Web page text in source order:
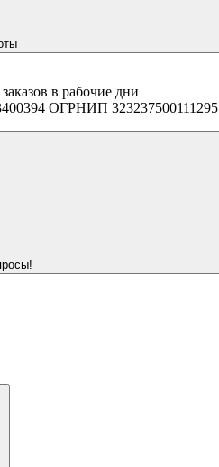
в рабочие дни
ОГРНИП 323237500111295